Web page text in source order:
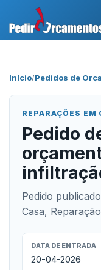
Início/Pedidos de
REPARAÇÕES EM
Pedido
Pedido
Casa,
DATA DE ENTRADA
20-04-2026
Área Profissional
Como Funciona?
Testemunhos